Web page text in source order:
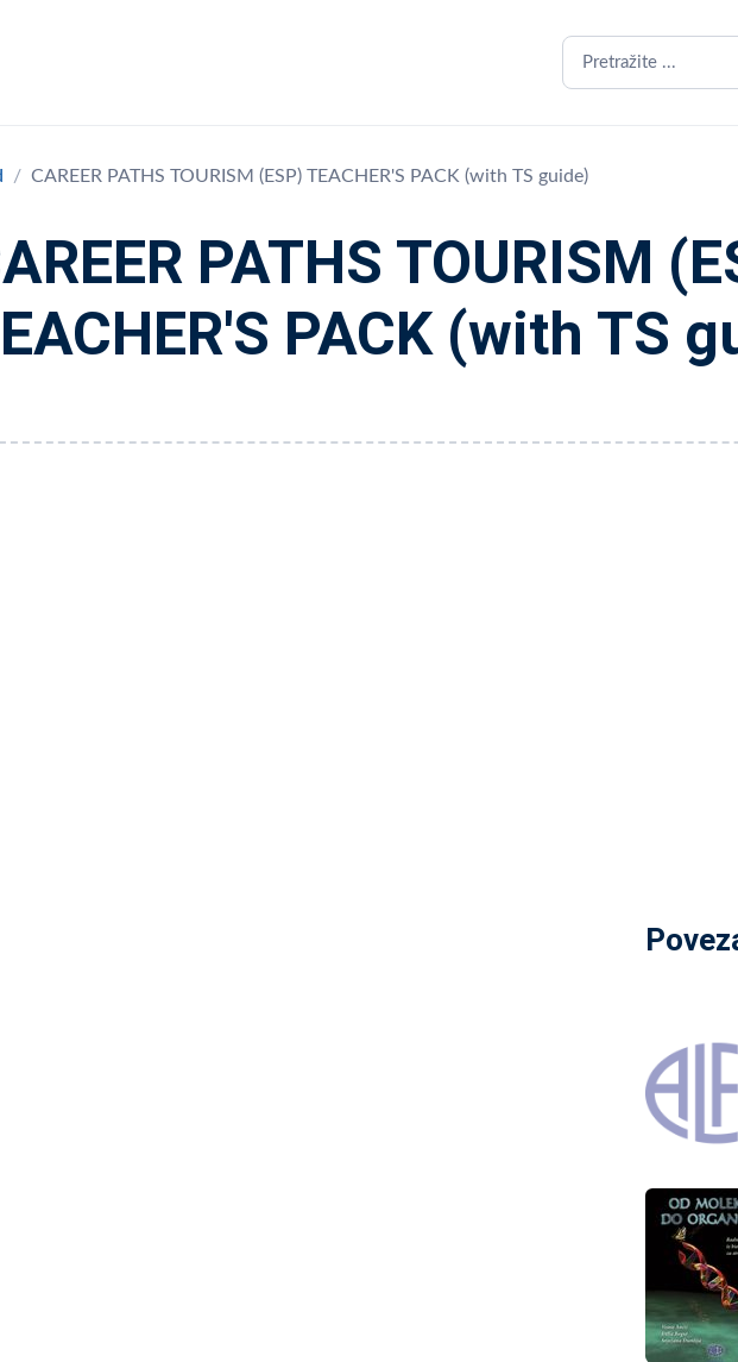
CAREER PATHS TOURISM (ESP) TEACHER'S PACK (with TS guide)
PATHS TOURISM
PACK (with TS